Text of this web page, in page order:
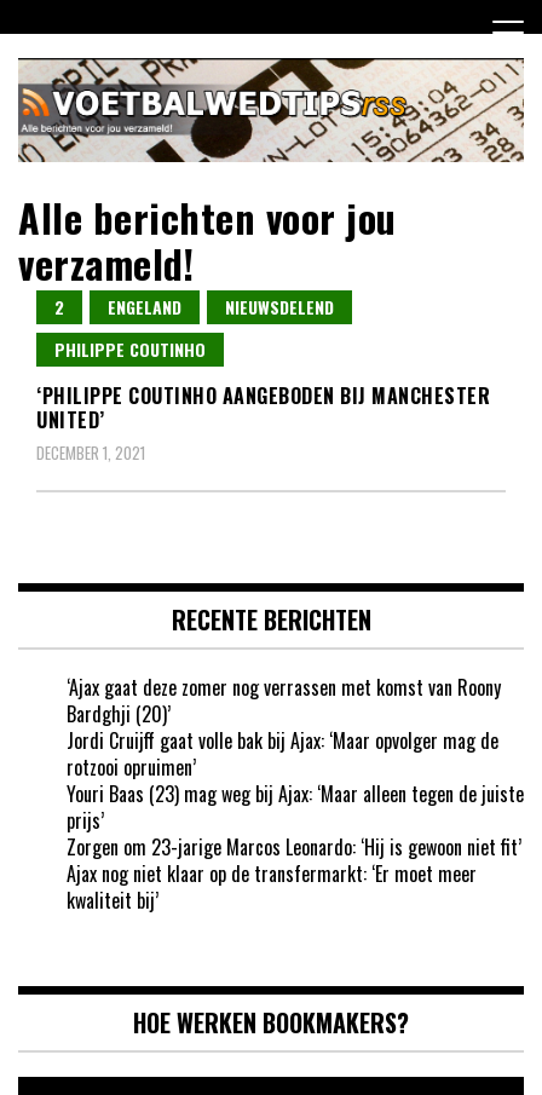
naar
inhoud
Alle berichten voor jou
verzameld!
2 ENGELAND
NIEUWSDELEND
PHILIPPE COUTINHO
‘PHILIPPE COUTINHO AANGEBODEN BIJ MANCHESTER
UNITED’
DECEMBER 1, 2021
RECENTE BERICHTEN
‘Ajax gaat deze zomer nog verrassen met komst van Roony
Bardghji (20)’
Jordi Cruijff gaat volle bak bij Ajax: ‘Maar opvolger mag de
rotzooi opruimen’
Youri Baas (23) mag weg bij Ajax: ‘Maar alleen tegen de juiste
prijs’
Zorgen om 23-jarige Marcos Leonardo: ‘Hij is gewoon niet fit’
Ajax nog niet klaar op de transfermarkt: ‘Er moet meer
kwaliteit bij’
HOE WERKEN BOOKMAKERS?